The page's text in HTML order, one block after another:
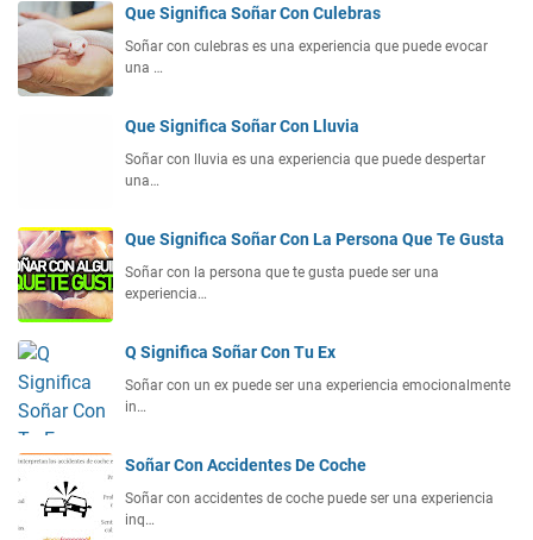
Que Significa Soñar Con Culebras
Soñar con culebras es una experiencia que puede evocar
una …
Que Significa Soñar Con Lluvia
Soñar con lluvia es una experiencia que puede despertar
una…
Que Significa Soñar Con La Persona Que Te Gusta
Soñar con la persona que te gusta puede ser una
experiencia…
Q Significa Soñar Con Tu Ex
Soñar con un ex puede ser una experiencia emocionalmente
in…
Soñar Con Accidentes De Coche
Soñar con accidentes de coche puede ser una experiencia
inq…